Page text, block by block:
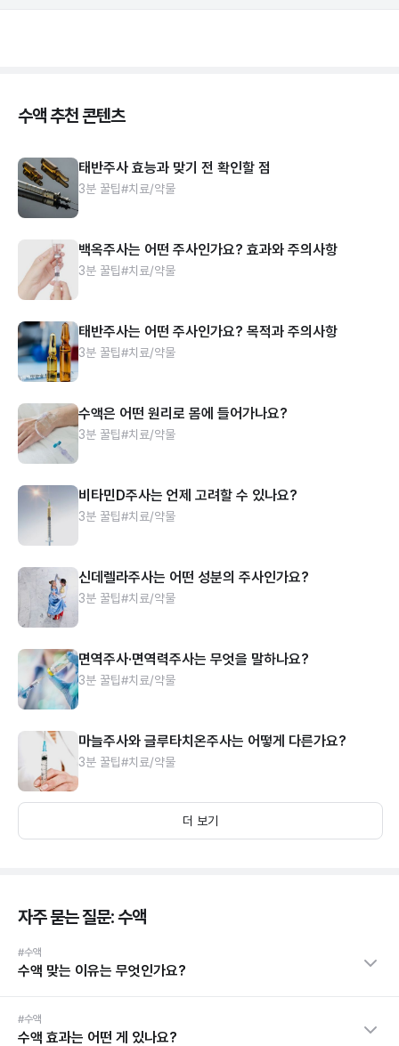
수액 추천 콘텐츠
태반주사 효능과 맞기 전 확인할 점
3분 꿀팁#치료/약물
백옥주사는 어떤 주사인가요? 효과와 주의사항
3분 꿀팁#치료/약물
태반주사는 어떤 주사인가요? 목적과 주의사항
3분 꿀팁#치료/약물
수액은 어떤 원리로 몸에 들어가나요?
3분 꿀팁#치료/약물
비타민D주사는 언제 고려할 수 있나요?
3분 꿀팁#치료/약물
신데렐라주사는 어떤 성분의 주사인가요?
3분 꿀팁#치료/약물
면역주사·면역력주사는 무엇을 말하나요?
3분 꿀팁#치료/약물
마늘주사와 글루타치온주사는 어떻게 다른가요?
3분 꿀팁#치료/약물
더 보기
자주 묻는 질문: 수액
#수액
수액 맞는 이유는 무엇인가요?
#수액
수액 효과는 어떤 게 있나요?